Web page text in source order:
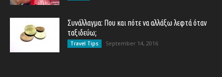
Συνάλλαγμα: Που και πότε να αλλάξω λεφτά όταν
ταξιδεύω;
Travel Tips September 14, 2016